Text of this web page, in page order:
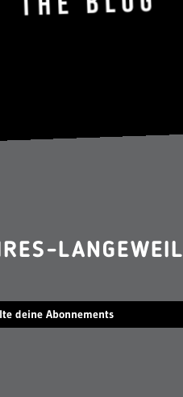
deine Abonnements